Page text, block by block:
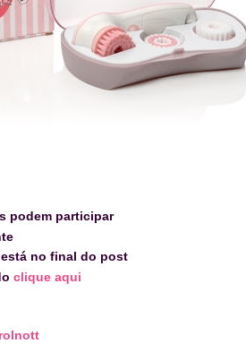
podem participar
no final do post
clique aqui